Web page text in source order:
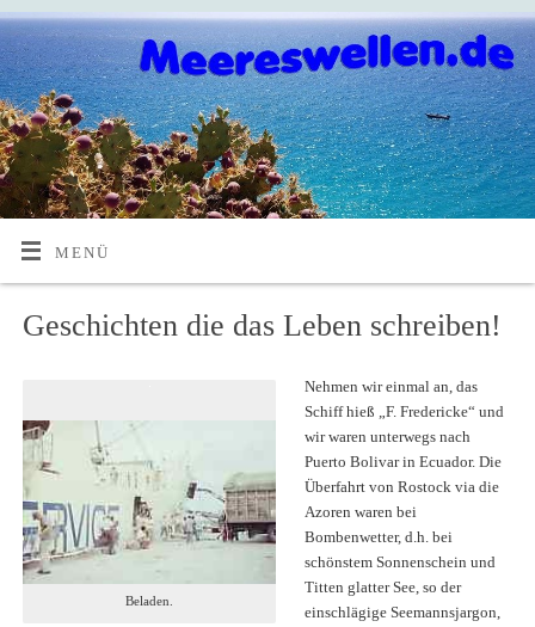
MENÜ
Geschichten die das Leben schreiben!
Beladen.
Nehmen wir einmal an, das
Schiff hieß „F. Fredericke“ und
wir waren unterwegs nach
Puerto Bolivar in Ecuador. Die
Überfahrt von Rostock via die
Azoren waren bei
Bombenwetter, d.h. bei
schönstem Sonnenschein und
Titten glatter See, so der
einschlägige Seemannsjargon,